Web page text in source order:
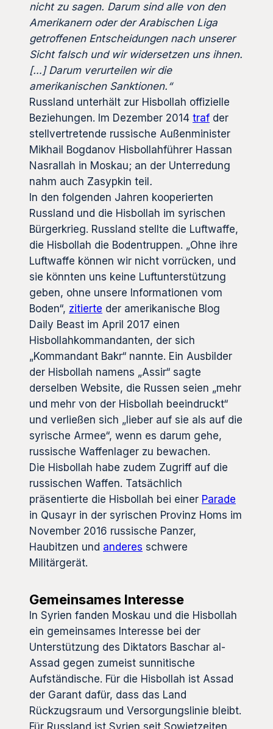
nicht zu sagen. Darum sind alle von den
Amerikanern oder der Arabischen Liga
getroffenen Entscheidungen nach unserer
Sicht falsch und wir widersetzen uns ihnen.
[…] Darum verurteilen wir die
amerikanischen Sanktionen.“
Russland unterhält zur Hisbollah offizielle
Beziehungen. Im Dezember 2014 traf der
stellvertretende russische Außenminister
Mikhail Bogdanov Hisbollahführer Hassan
Nasrallah in Moskau; an der Unterredung
nahm auch Zasypkin teil .
In den folgenden Jahren kooperierten
Russland und die Hisbollah im syrischen
Bürgerkrieg. Russland stellte die Luftwaffe,
die Hisbollah die Bodentruppen. „Ohne ihre
Luftwaffe können wir nicht vorrücken, und
sie könnten uns keine Luftunterstützung
geben, ohne unsere Informationen vom
Boden“, zitierte der amerikanische Blog
Daily Beast im April 2017 einen
Hisbollahkommandanten, der sich
„Kommandant Bakr“ nannte. Ein Ausbilder
der Hisbollah namens „Assir“ sagte
derselben Website, die Russen seien „mehr
und mehr von der Hisbollah beeindruckt“
und verließen sich „lieber auf sie als auf die
syrische Armee“, wenn es darum gehe,
russische Waffenlager zu bewachen.
Die Hisbollah habe zudem Zugriff auf die
russischen Waffen. Tatsächlich
präsentierte die Hisbollah bei einer Parade
in Qusayr in der syrischen Provinz Homs im
November 2016 russische Panzer,
Haubitzen und anderes schwere
Militärgerät.
Gemeinsames Interesse
In Syrien fanden Moskau und die Hisbollah
ein gemeinsames Interesse bei der
Unterstützung des Diktators Baschar al-
Assad gegen zumeist sunnitische
Aufständische. Für die Hisbollah ist Assad
der Garant dafür, dass das Land
Rückzugsraum und Versorgungslinie bleibt.